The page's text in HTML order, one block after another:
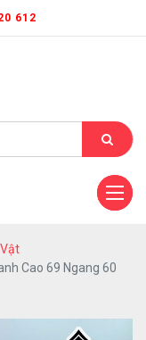
612
Cao 69 Ngang 60